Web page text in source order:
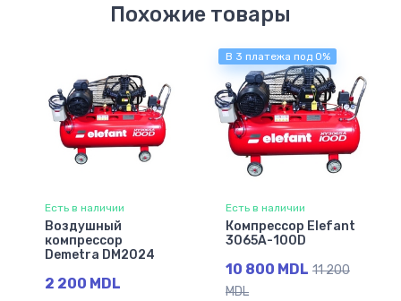
Похожие товары
Есть в наличии
Воздушный
компрессор
Demetra DM2024
2 200 MDL
В 3 платежа под 0%
Есть в наличии
Компрессор Elefant
3065A-100D
10 800 MDL 11 200
MDL